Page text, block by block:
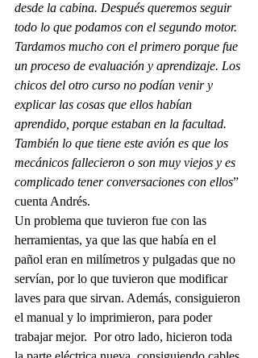
desde la cabina. Después queremos seguir
todo lo que podamos con el segundo motor.
Tardamos mucho con el primero porque fue
un proceso de evaluación y aprendizaje. Los
chicos del otro curso no podían venir y
explicar las cosas que ellos habían
aprendido, porque estaban en la facultad.
También lo que tiene este avión es que los
mecánicos fallecieron o son muy viejos y es
complicado tener conversaciones con ellos”
cuenta Andrés.
Un problema que tuvieron fue con las
herramientas, ya que las que había en el
pañol eran en milímetros y pulgadas que no
servían, por lo que tuvieron que modificar
laves para que sirvan. Además, consiguieron
el manual y lo imprimieron, para poder
trabajar mejor.  Por otro lado, hicieron toda